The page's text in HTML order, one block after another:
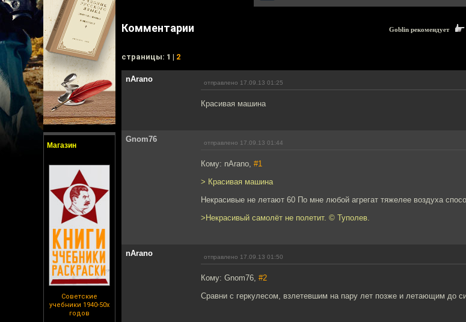
Магазин
Советские
учебники 1940-50х
годов
Комментарии Goblin рекомендует
cтраницы: 1 | 2
nArano отправлено 17.09.13 01:25
Красивая машина
Gnom76 отправлено 17.09.13 01:44
Кому: nArano, #1
> Красивая машина
Некрасивые не летают 60 По мне любой агрегат тяжелее воздуха
>Некрасивый самолёт не полетит. © Туполев.
nArano отправлено 17.09.13 01:50
Кому: Gnom76, #2
Сравни с геркулесом, взлетевшим на пару лет позже и летающим до